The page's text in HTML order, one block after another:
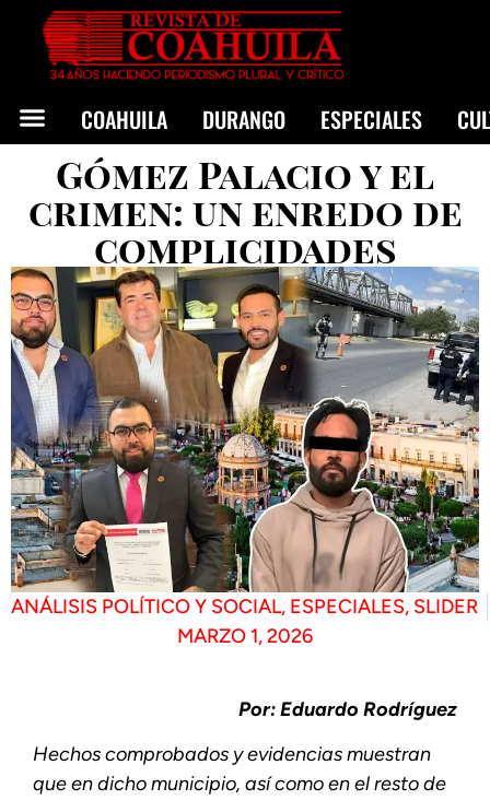
COAHUILA DURANGO ESPECIALES
Gómez Palacio y el
crimen: un enredo de
complicidades
ANÁLISIS POLÍTICO Y SOCIAL, ESPECIALES, SLIDER
MARZO 1, 2026
Por: Eduardo Rodríguez
Hechos comprobados y evidencias muestran
que en dicho municipio, así como en el resto de